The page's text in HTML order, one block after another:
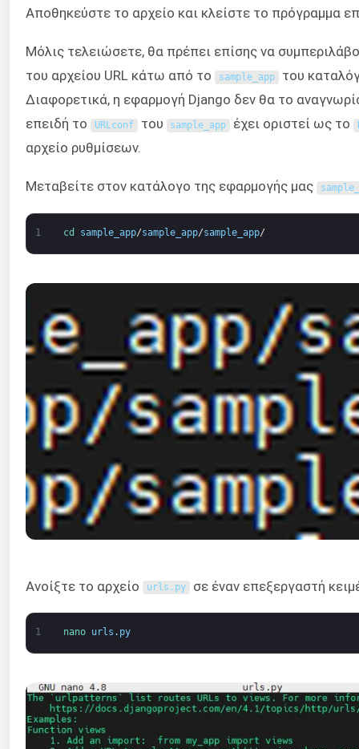
Αποθηκεύστε το αρχείο και κλείστε το πρόγραμμα
Μόλις τελειώσετε, θα πρέπει επίσης να
του αρχείου URL κάτω από το
sample_app του
Διαφορετικά, η εφαρμογή Django δεν θα το
επειδή το
URLconf του sample_app έχει οριστεί ως το
αρχείο ρυθμίσεων.
Μεταβείτε στον κατάλογο της εφαρμογής μας
1 cd sample_app/sample_app/sample_app/
Ανοίξτε το αρχείο urls . py σε έναν επεξεργαστή
1 nano urls . py